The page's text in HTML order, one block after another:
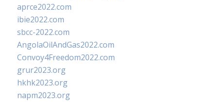
aprce2022.com
ibie2022.com
sbcc-2022.com
AngolaOilAndGas2022.com
Convoy4Freedom2022.com
grur2023.org
hkhk2023.org
napm2023.org